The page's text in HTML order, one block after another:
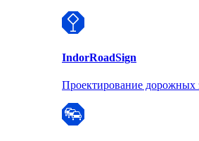
IndorRoadSign
Проектирование дорожных